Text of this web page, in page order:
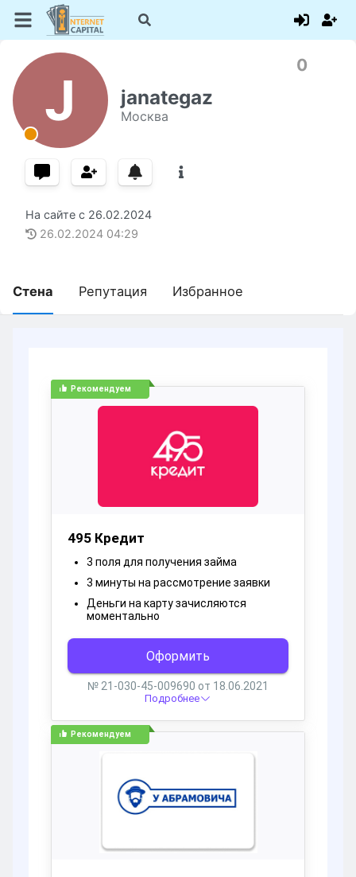
J janategaz
Москва
0
На сайте с 26.02.2024
26.02.2024 04:29
Стена Репутация Избранное